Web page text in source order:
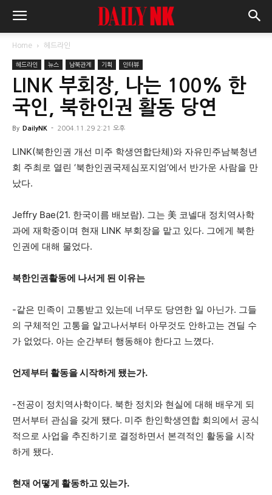
Home 헤드라인
헤드라인 뉴스 남북관계 기획 인터뷰
LINK 부회장, 나는 100% 한
국인, 북한인권 활동 당연
By DailyNK - 2004.11.29 2:21 오후
LINK(북한인권 개선 미주 학생연합단체)와 자유민주남북청년
회 주최로 열린 ‘북한인권국제심포지엄’에서 반가운 사람을 만
났다.
Jeffry Bae(21. 한국이름 배보람). 그는 美 코넬대 정치역사학
과에 재학중이며 현재 LINK 부회장을 맡고 있다. 그에게 북한
인권에 대해 물었다.
북한인권활동에 나서게 된 이유는
-같은 민족이 고통받고 있는데 너무도 당연한 일 아닌가. 그들
의 구체적인 고통을 알고나서부터 아무것도 안하고는 견딜 수
가 없었다. 아는 순간부터 행동해야 한다고 느꼈다.
언제부터 활동을 시작하게 됐는가.
-전공이 정치역사학이다. 북한 정치와 현실에 대해 배우게 되
면서부터 관심을 갖게 됐다. 미주 한인학생연합 회의에서 공식
적으로 사업을 추진하기로 결정하면서 본격적인 활동을 시작
하게 됐다.
현재 어떻게 활동하고 있는가.